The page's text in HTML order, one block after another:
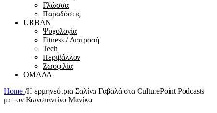
Γλώσσα
Παραδόσεις
URBAN
Ψυχολογία
Fitness / Διατροφή
Tech
Περιβάλλον
Ζωοφιλία
ΟΜΑΔΑ
Home /Η ερμηνεύτρια Σαλίνα Γαβαλά στα CulturePoint Podcasts
με τον Κωνσταντίνο Μανίκα